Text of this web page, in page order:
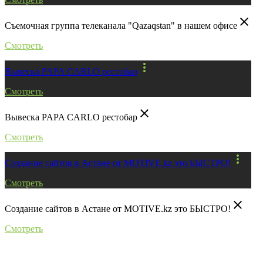
Съемочная группа телеканала "Qazaqstan" в нашем офисе close
Смотреть
Вывеска PAPA CARLO рестобар more_vert
Смотреть
Вывеска PAPA CARLO рестобар close
Смотреть
Создание сайтов в Астане от MOTIVE.kz это БЫСТРО! more_vert
Смотреть
Создание сайтов в Астане от MOTIVE.kz это БЫСТРО! close
Смотреть